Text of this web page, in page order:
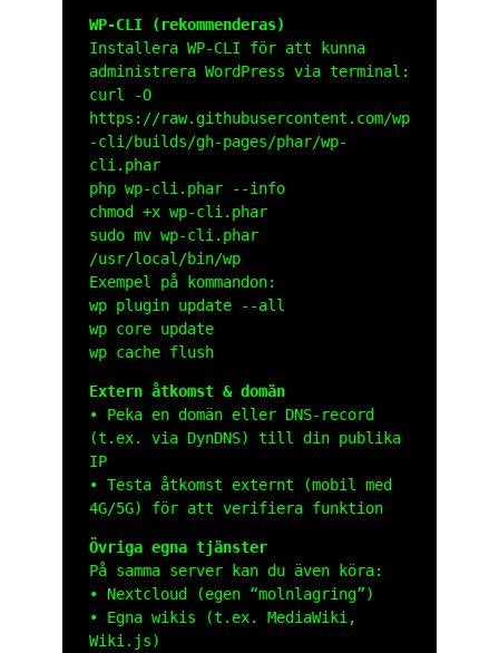
WP-CLI (rekommenderas)
Installera WP-CLI för att kunna
administrera WordPress via terminal:
curl -O
https://raw.githubusercontent.com/wp
-cli/builds/gh-pages/phar/wp-
cli.phar
php wp-cli.phar --info
chmod +x wp-cli.phar
sudo mv wp-cli.phar
/usr/local/bin/wp
Exempel på kommandon:
wp plugin update --all
wp core update
wp cache flush
Extern åtkomst & domän
• Peka en domän eller DNS-record
(t.ex. via DynDNS) till din publika
IP
• Testa åtkomst externt (mobil med
4G/5G) för att verifiera funktion
Övriga egna tjänster
På samma server kan du även köra:
• Nextcloud (egen “molnlagring”)
• Egna wikis (t.ex. MediaWiki,
Wiki.js)